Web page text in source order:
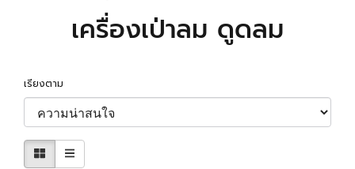
เครื่องเป่าลม ดูดลม
เรียงตาม